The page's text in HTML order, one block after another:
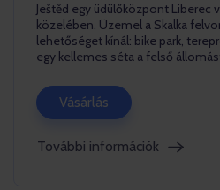
Ještěd egy üdülőközpont Liberec
közelében. Üzemel a Skalka
lehetőséget kínál: bike park,
egy kellemes séta a felső
Vásárlás
További információk